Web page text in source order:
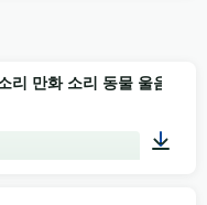
만화 소리 동물 울음소리